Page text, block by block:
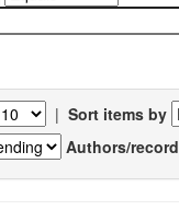
| Sort items by
Authors/record